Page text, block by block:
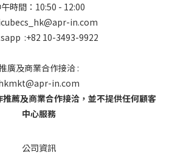
時間：10:50 - 12:00
in.com
:+82 10-3493-9922
廣及商業合作接洽 :
in.com
薦及商業合作接洽，並不提供任何顧客
中心服務
公司資訊